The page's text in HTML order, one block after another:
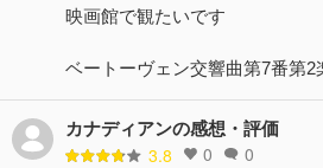
映画館で観たいです
ベートーヴェン交響曲第7番第2
カナディアンの感想・評価
3.8 0 0